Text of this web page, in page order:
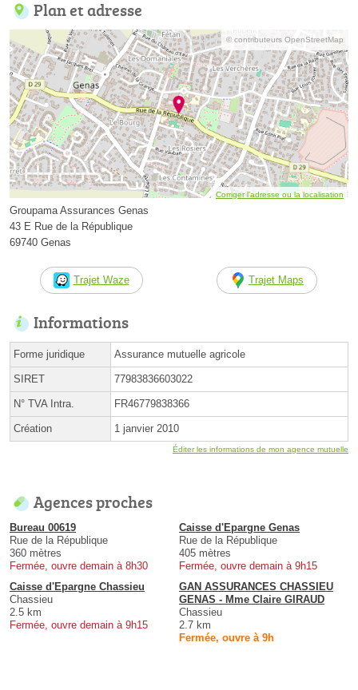
Plan et adresse
© contributeurs OpenStreetMap
Corriger l’adresse ou la localisation
Groupama Assurances Genas
43 E Rue de la République
69740 Genas
Trajet Waze Trajet Maps
Informations
Forme juridique Assurance mutuelle agricole
SIRET 77983836603022
N° TVA Intra. FR46779838366
Création 1 janvier 2010
Éditer les informations de mon agence mutuelle
Agences proches
Bureau 00619
Rue de la République
360 mètres
Fermée, ouvre demain à 8h30
Caisse d'Epargne Genas
Rue de la République
405 mètres
Fermée, ouvre demain à 9h15
Caisse d'Epargne Chassieu
Chassieu
2.5 km
Fermée, ouvre demain à 9h15
GAN ASSURANCES CHASSIEU
GENAS - Mme Claire GIRAUD
Chassieu
2.7 km
Fermée, ouvre à 9h